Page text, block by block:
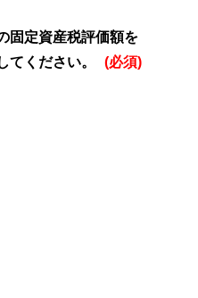
固定資産税評価額を
てください。
(必須)